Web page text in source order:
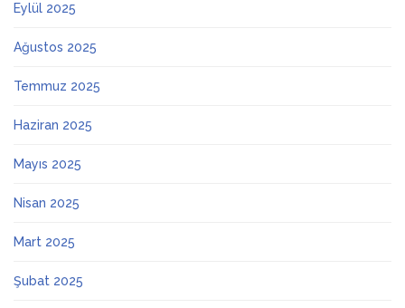
Eylül 2025
Ağustos 2025
Temmuz 2025
Haziran 2025
Mayıs 2025
Nisan 2025
Mart 2025
Şubat 2025